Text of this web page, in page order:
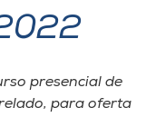
presencial de
para oferta